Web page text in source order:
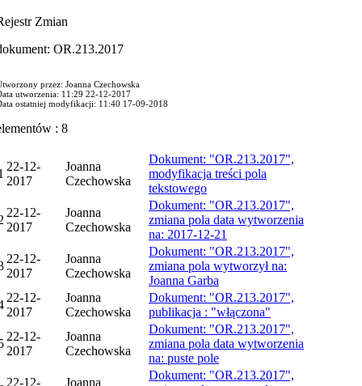
Zmian
OR.213.2017
przez: Joanna Czechowska
utworzenia: 11:29 22-12-2017
ostatniej modyfikacji: 11:40 17-09-2018
: 8
22-12-
2017
Joanna
Czechowska
Dokument: "OR.213.2017",
modyfikacja treści pola
tekstowego
22-12-
2017
Joanna
Czechowska
Dokument: "OR.213.2017",
zmiana pola data wytworzenia
na: 2017-12-21
22-12-
2017
Joanna
Czechowska
Dokument: "OR.213.2017",
zmiana pola wytworzył na:
Joanna Garba
22-12-
2017
Joanna
Czechowska
Dokument: "OR.213.2017",
publikacja : "włączona"
22-12-
2017
Joanna
Czechowska
Dokument: "OR.213.2017",
zmiana pola data wytworzenia
na: puste pole
22-12-
Joanna
Dokument: "OR.213.2017",